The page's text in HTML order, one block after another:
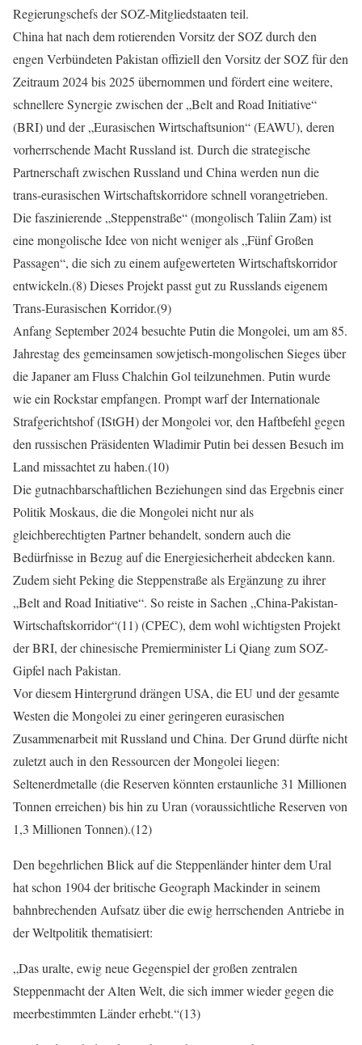
Regierungschefs der SOZ-Mitgliedstaaten teil.
China hat nach dem rotierenden Vorsitz der SOZ durch den
engen Verbündeten Pakistan offiziell den Vorsitz der SOZ für den
Zeitraum 2024 bis 2025 übernommen und fördert eine weitere,
schnellere Synergie zwischen der „Belt and Road Initiative“
(BRI) und der „Eurasischen Wirtschaftsunion“ (EAWU), deren
vorherrschende Macht Russland ist. Durch die strategische
Partnerschaft zwischen Russland und China werden nun die
trans-eurasischen Wirtschaftskorridore schnell vorangetrieben.
Die faszinierende „Steppenstraße“ (mongolisch Taliin Zam) ist
eine mongolische Idee von nicht weniger als „Fünf Großen
Passagen“, die sich zu einem aufgewerteten Wirtschaftskorridor
entwickeln.(8) Dieses Projekt passt gut zu Russlands eigenem
Trans-Eurasischen Korridor.(9)
Anfang September 2024 besuchte Putin die Mongolei, um am 85.
Jahrestag des gemeinsamen sowjetisch-mongolischen Sieges über
die Japaner am Fluss Chalchin Gol teilzunehmen. Putin wurde
wie ein Rockstar empfangen. Prompt warf der Internationale
Strafgerichtshof (IStGH) der Mongolei vor, den Haftbefehl gegen
den russischen Präsidenten Wladimir Putin bei dessen Besuch im
Land missachtet zu haben.(10)
Die gutnachbarschaftlichen Beziehungen sind das Ergebnis einer
Politik Moskaus, die die Mongolei nicht nur als
gleichberechtigten Partner behandelt, sondern auch die
Bedürfnisse in Bezug auf die Energiesicherheit abdecken kann.
Zudem sieht Peking die Steppenstraße als Ergänzung zu ihrer
„Belt and Road Initiative“. So reiste in Sachen „China-Pakistan-
Wirtschaftskorridor“(11) (CPEC), dem wohl wichtigsten Projekt
der BRI, der chinesische Premierminister Li Qiang zum SOZ-
Gipfel nach Pakistan.
Vor diesem Hintergrund drängen USA, die EU und der gesamte
Westen die Mongolei zu einer geringeren eurasischen
Zusammenarbeit mit Russland und China. Der Grund dürfte nicht
zuletzt auch in den Ressourcen der Mongolei liegen:
Seltenerdmetalle (die Reserven könnten erstaunliche 31 Millionen
Tonnen erreichen) bis hin zu Uran (voraussichtliche Reserven von
1,3 Millionen Tonnen).(12)
Den begehrlichen Blick auf die Steppenländer hinter dem Ural
hat schon 1904 der britische Geograph Mackinder in seinem
bahnbrechenden Aufsatz über die ewig herrschenden Antriebe in
der Weltpolitik thematisiert:
„Das uralte, ewig neue Gegenspiel der großen zentralen
Steppenmacht der Alten Welt, die sich immer wieder gegen die
meerbestimmten Länder erhebt.“(13)